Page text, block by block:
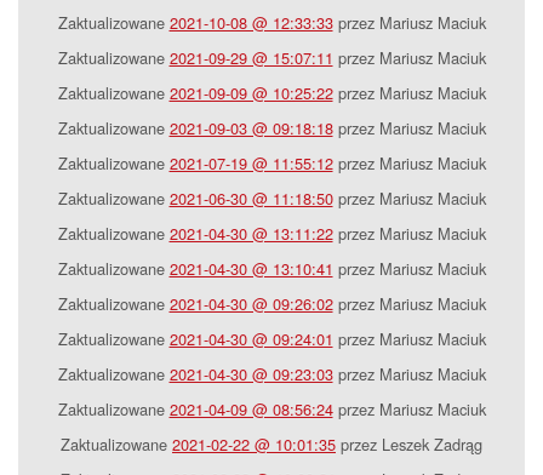
Zaktualizowane 2021-10-08 @ 12:33:33przez Mariusz Maciuk
Zaktualizowane 2021-09-29 @ 15:07:11 przez Mariusz Maciuk
Zaktualizowane 2021-09-09 @ 10:25:22przez Mariusz Maciuk
Zaktualizowane 2021-09-03 @ 09:18:18przez Mariusz Maciuk
Zaktualizowane 2021-07-19 @ 11:55:12przez Mariusz Maciuk
Zaktualizowane 2021-06-30 @ 11:18:50przez Mariusz Maciuk
Zaktualizowane 2021-04-30 @ 13:11:22przez Mariusz Maciuk
Zaktualizowane 2021-04-30 @ 13:10:41 przez Mariusz Maciuk
Zaktualizowane 2021-04-30 @ 09:26:02przez Mariusz Maciuk
Zaktualizowane 2021-04-30 @ 09:24:01 przez Mariusz Maciuk
Zaktualizowane 2021-04-30 @ 09:23:03przez Mariusz Maciuk
Zaktualizowane 2021-04-09 @ 08:56:24przez Mariusz Maciuk
Zaktualizowane 2021-02-22 @ 10:01:35 przez Leszek Zadrąg